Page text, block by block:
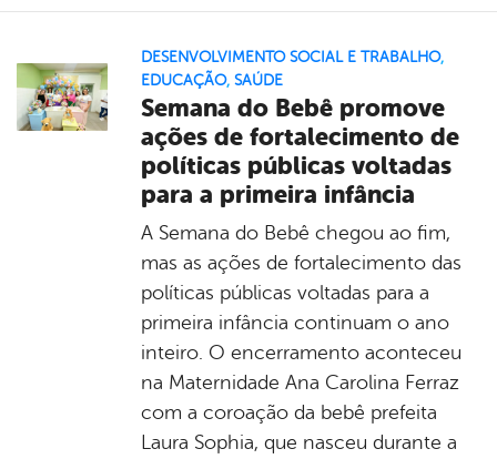
DESENVOLVIMENTO SOCIAL E TRABALHO,
EDUCAÇÃO, SAÚDE
Semana do Bebê promove
ações de fortalecimento de
políticas públicas voltadas
para a primeira infância
A Semana do Bebê chegou ao fim,
mas as ações de fortalecimento das
políticas públicas voltadas para a
primeira infância continuam o ano
inteiro. O encerramento aconteceu
na Maternidade Ana Carolina Ferraz
com a coroação da bebê prefeita
Laura Sophia, que nasceu durante a